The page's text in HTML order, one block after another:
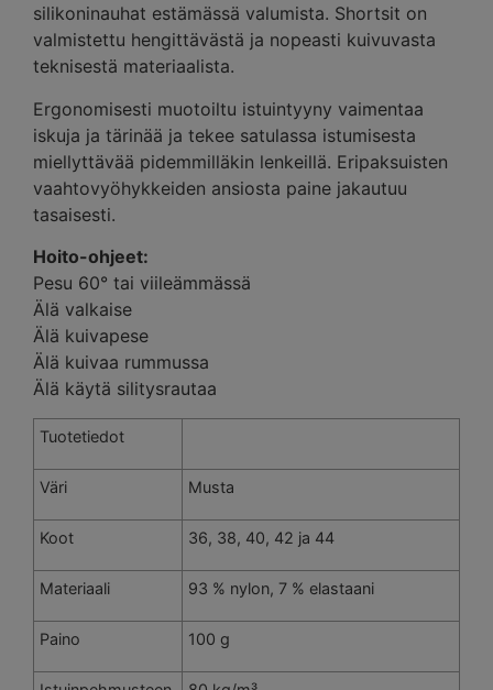
silikoninauhat estämässä valumista. Shortsit on
valmistettu hengittävästä ja nopeasti kuivuvasta
teknisestä materiaalista.
Ergonomisesti muotoiltu istuintyyny vaimentaa
iskuja ja tärinää ja tekee satulassa istumisesta
miellyttävää pidemmilläkin lenkeillä. Eripaksuisten
vaahtovyöhykkeiden ansiosta paine jakautuu
tasaisesti.
Hoito-ohjeet:
Pesu 60° tai viileämmässä
Älä valkaise
Älä kuivapese
Älä kuivaa rummussa
Älä käytä silitysrautaa
Tuotetiedot
Väri Musta
Koot 36, 38, 40, 42 ja 44
Materiaali 93 % nylon, 7 % elastaani
Paino 100 g